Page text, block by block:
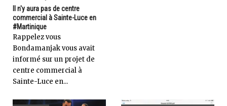
Il n'y aura pas de centre
commercial à Sainte-Luce en
#Martinique
Rappelez vous
Bondamanjak vous avait
informé sur un projet de
centre commercial à
Sainte-Luce en...